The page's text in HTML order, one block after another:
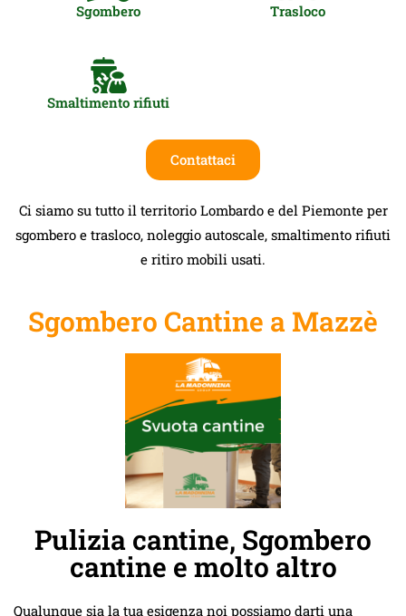
Sgombero Trasloco
Smaltimento rifiuti
Contattaci
Ci siamo su tutto il territorio Lombardo e del Piemonte per
sgombero e trasloco, noleggio autoscale, smaltimento rifiuti
e ritiro mobili usati.
Sgombero Cantine a Mazzè
Pulizia cantine, Sgombero
cantine e molto altro
Qualunque sia la tua esigenza noi possiamo darti una